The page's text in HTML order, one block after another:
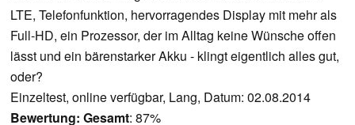
LTE, Telefonfunktion, hervorragendes Display mit mehr als
Full-HD, ein Prozessor, der im Alltag keine Wünsche offen
lässt und ein bärenstarker Akku - klingt eigentlich alles gut,
oder?
Einzeltest, online verfügbar, Lang, Datum: 02.08.2014
Bewertung: Gesamt: 87%